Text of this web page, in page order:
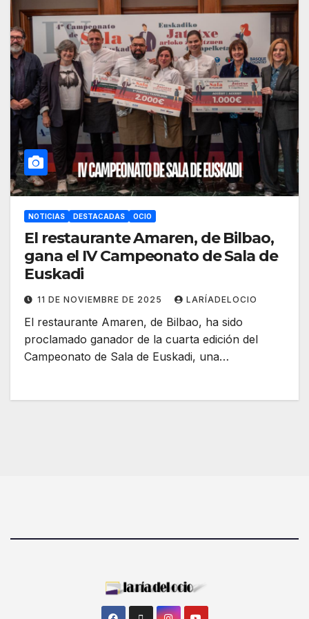
NOTICIAS DESTACADAS OCIO
El restaurante Amaren, de Bilbao,
gana el IV Campeonato de Sala de
Euskadi
11 DE NOVIEMBRE DE 2025 LARÍADELOCIO
El restaurante Amaren, de Bilbao, ha sido
proclamado ganador de la cuarta edición del
Campeonato de Sala de Euskadi, una…